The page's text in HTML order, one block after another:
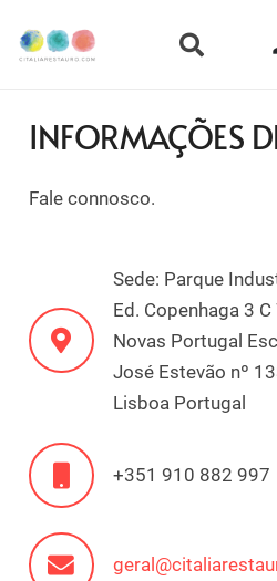
INFORMAÇÕES
Fale connosco.
Sede: Parque
Ed. Copenhaga 3
Novas Portugal
José Estevão nº
Lisboa Portugal
+351 910 882 997